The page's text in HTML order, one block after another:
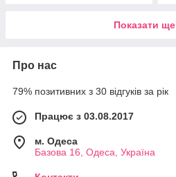
Показати ще
Про нас
79% позитивних з 30 відгуків за рік
Працює з 03.08.2017
м. Одеса
Базова 16, Одеса, Україна